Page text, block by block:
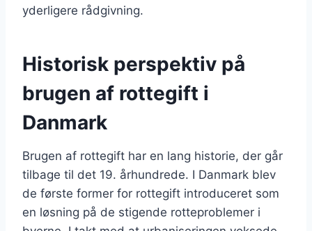
yderligere rådgivning.
Historisk perspektiv på
brugen af rottegift i
Danmark
Brugen af rottegift har en lang historie, der går
tilbage til det 19. århundrede. I Danmark blev
de første former for rottegift introduceret som
en løsning på de stigende rotteproblemer i